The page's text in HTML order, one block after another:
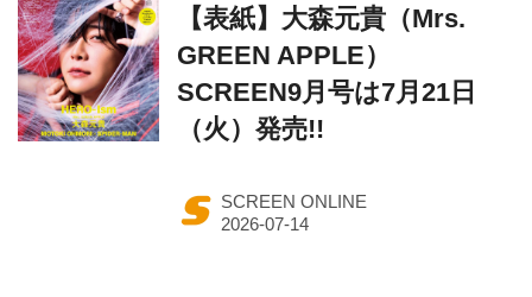
【表紙】大森元貴（Mrs.
GREEN APPLE）
SCREEN9月号は7月21日
（火）発売!!
SCREEN ONLINE